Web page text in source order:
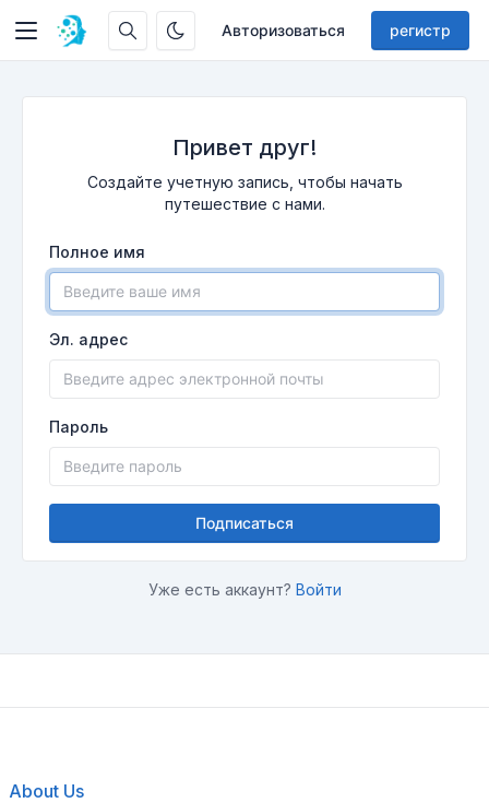
Авторизоваться регистр
Привет друг!
Создайте учетную запись, чтобы начать
путешествие с нами.
Полное имя
Эл. адрес
Пароль
Подписаться
Уже есть аккаунт? Войти
About Us